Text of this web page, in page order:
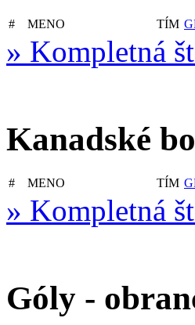
# MENO TÍM
» Kompletná
Kanadské
# MENO TÍM
» Kompletná
Góly -